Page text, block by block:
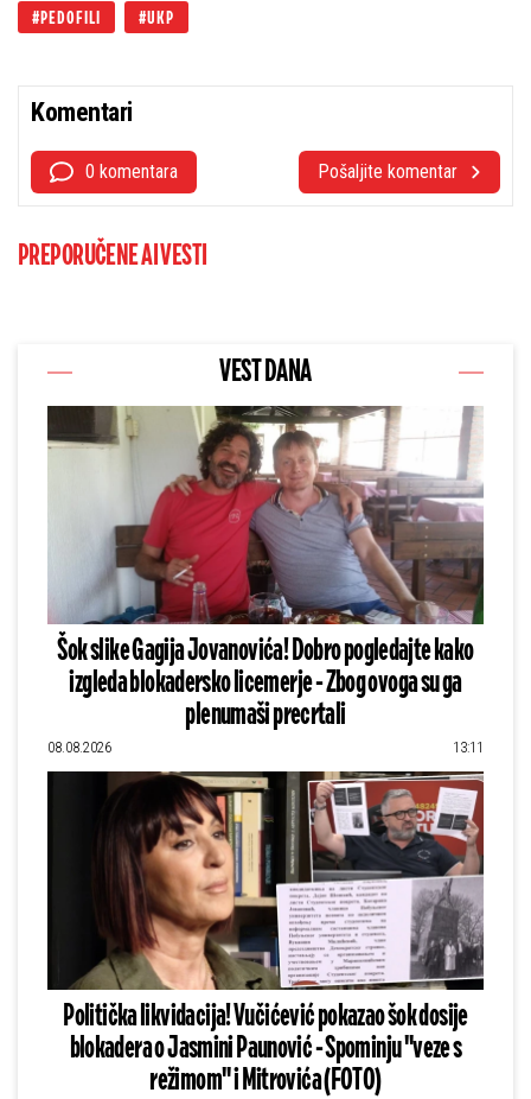
PEDOFILI UKP
Komentari
0 komentara Pošaljite komentar
PREPORUČENE AI VESTI
VEST DANA
Šok slike Gagija Jovanovića! Dobro pogledajte kako
izgleda blokadersko licemerje - Zbog ovoga su ga
plenumaši precrtali
08.08.2026 13:11
Politička likvidacija! Vučićević pokazao šok dosije
blokadera o Jasmini Paunović - Spominju "veze s
režimom" i Mitrovića (FOTO)